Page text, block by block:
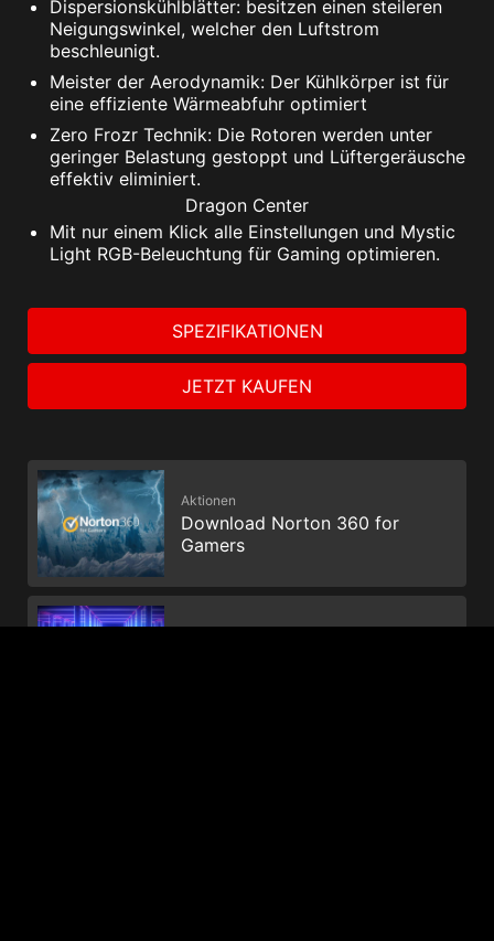
Dispersionskühlblätter: besitzen einen steileren
Neigungswinkel, welcher den Luftstrom
beschleunigt.
Meister der Aerodynamik: Der Kühlkörper ist für
eine effiziente Wärmeabfuhr optimiert
Zero Frozr Technik: Die Rotoren werden unter
geringer Belastung gestoppt und Lüftergeräusche
effektiv eliminiert.
Dragon Center
Mit nur einem Klick alle Einstellungen und Mystic
Light RGB-Beleuchtung für Gaming optimieren.
SPEZIFIKATIONEN
JETZT KAUFEN
Aktionen
Download Norton 360 for
Gamers